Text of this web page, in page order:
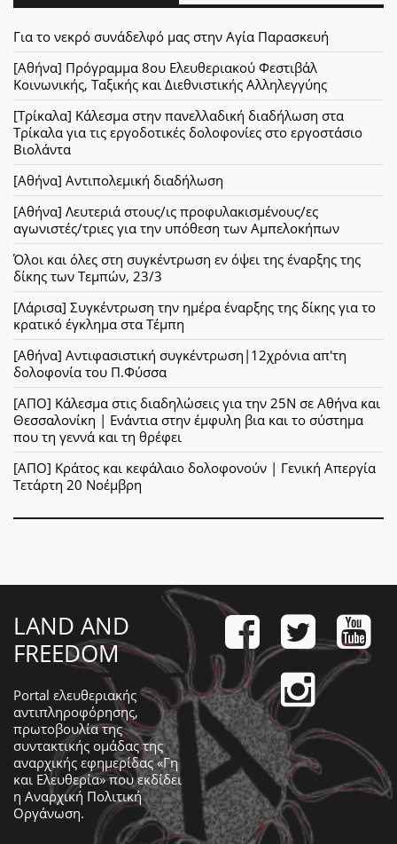
Για το νεκρό συνάδελφό μας στην Αγία Παρασκευή
[Αθήνα] Πρόγραμμα 8ου Ελευθεριακού Φεστιβάλ
Κοινωνικής, Ταξικής και Διεθνιστικής Αλληλεγγύης
[Τρίκαλα] Κάλεσμα στην πανελλαδική διαδήλωση στα
Τρίκαλα για τις εργοδοτικές δολοφονίες στο εργοστάσιο
Βιολάντα
[Αθήνα] Αντιπολεμική διαδήλωση
[Αθήνα] Λευτεριά στους/ις προφυλακισμένους/ες
αγωνιστές/τριες για την υπόθεση των Αμπελοκήπων
Όλοι και όλες στη συγκέντρωση εν όψει της έναρξης της
δίκης των Τεμπών, 23/3
[Λάρισα] Συγκέντρωση την ημέρα έναρξης της δίκης για το
κρατικό έγκλημα στα Τέμπη
[Αθήνα] Αντιφασιστική συγκέντρωση|12χρόνια απ'τη
δολοφονία του Π.Φύσσα
[ΑΠΟ] Κάλεσμα στις διαδηλώσεις για την 25Ν σε Αθήνα και
Θεσσαλονίκη | Ενάντια στην έμφυλη βια και το σύστημα
που τη γεννά και τη θρέφει
[ΑΠΟ] Κράτος και κεφάλαιο δολοφονούν | Γενική Απεργία
Τετάρτη 20 Νοέμβρη
LAND AND
FREEDOM
Portal ελευθεριακής
αντιπληροφόρησης,
πρωτοβουλία της
συντακτικής ομάδας της
αναρχικής εφημερίδας «Γη
και Ελευθερία» που εκδίδει
η Αναρχική Πολιτική
Οργάνωση.